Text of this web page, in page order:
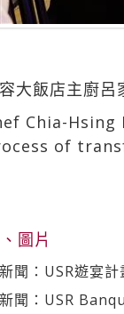
大飯店主廚呂
Chia-
of
圖片
聞：USR遊宴
聞：USR